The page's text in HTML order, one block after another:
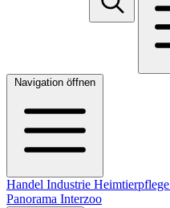
Navigation öffnen
Handel Industrie Heimtierpflege
Panorama Interzoo